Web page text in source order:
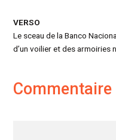
VERSO
Le sceau de la Banco
d’un voilier et des armoiries
Commentaire